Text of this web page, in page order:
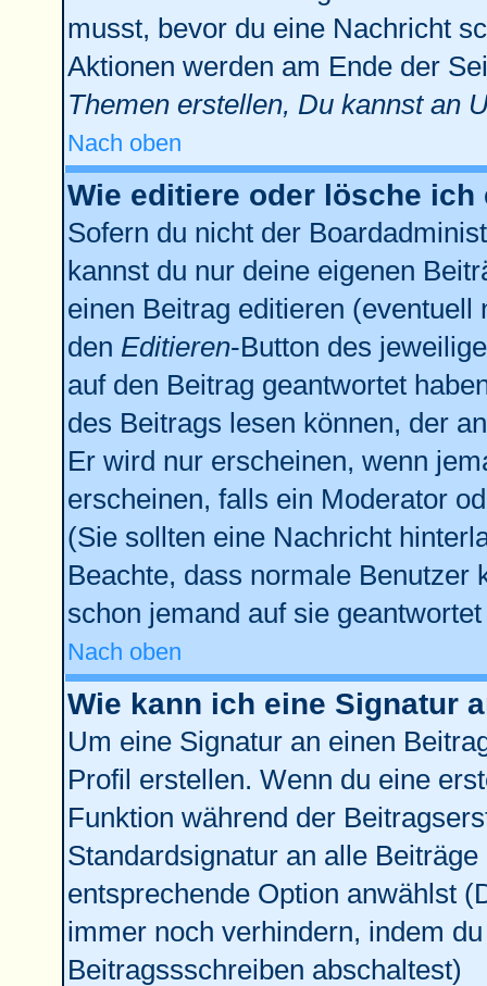
musst, bevor du eine Nachricht
Aktionen werden am Ende der
Themen erstellen, Du kannst an
Nach oben
Wie editiere oder lösche ich
Sofern du nicht der
kannst du nur deine eigenen
einen Beitrag editieren
den Editieren-Button des
auf den Beitrag geantwortet
des Beitrags lesen können, der
Er wird nur erscheinen, wenn
erscheinen, falls ein Moderator
(Sie sollten eine Nachricht
Beachte, dass normale Benutzer
schon jemand auf sie geantwortet
Nach oben
Wie kann ich eine Signatur
Um eine Signatur an einen
Profil erstellen. Wenn du eine
Funktion während der
Standardsignatur an alle
entsprechende Option anwählst
immer noch verhindern, indem
Beitragssschreiben abschaltest)